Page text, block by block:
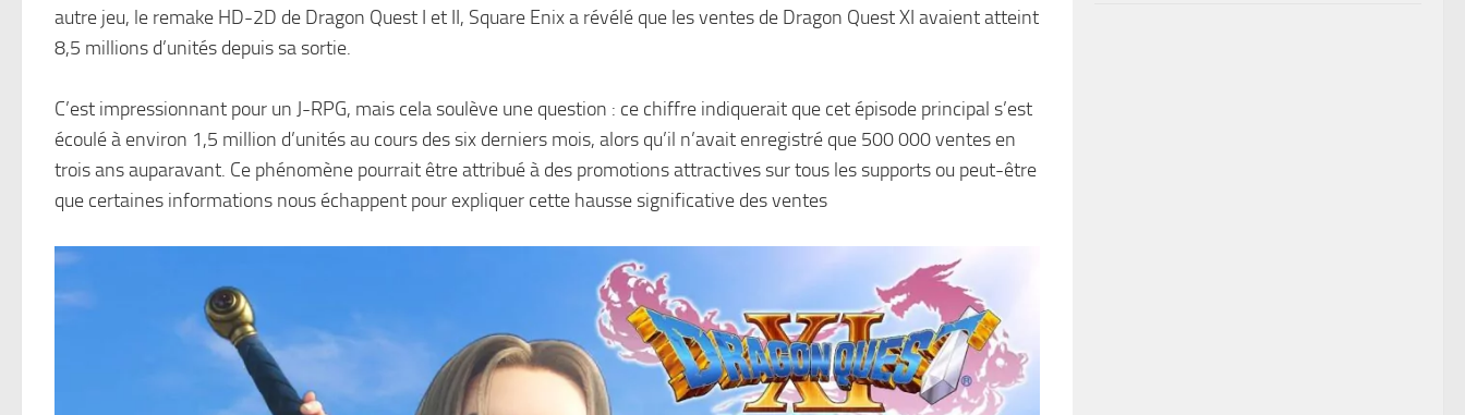
autre jeu, le remake HD-2D de Dragon Quest I et II, Square Enix a révélé que les ventes de Dragon Quest XI avaient atteint
8,5 millions d’unités depuis sa sortie.
C’est impressionnant pour un J-RPG, mais cela soulève une question : ce chiffre indiquerait que cet épisode principal s’est
écoulé à environ 1,5 million d’unités au cours des six derniers mois, alors qu’il n’avait enregistré que 500 000 ventes en
trois ans auparavant. Ce phénomène pourrait être attribué à des promotions attractives sur tous les supports ou peut-être
que certaines informations nous échappent pour expliquer cette hausse significative des ventes